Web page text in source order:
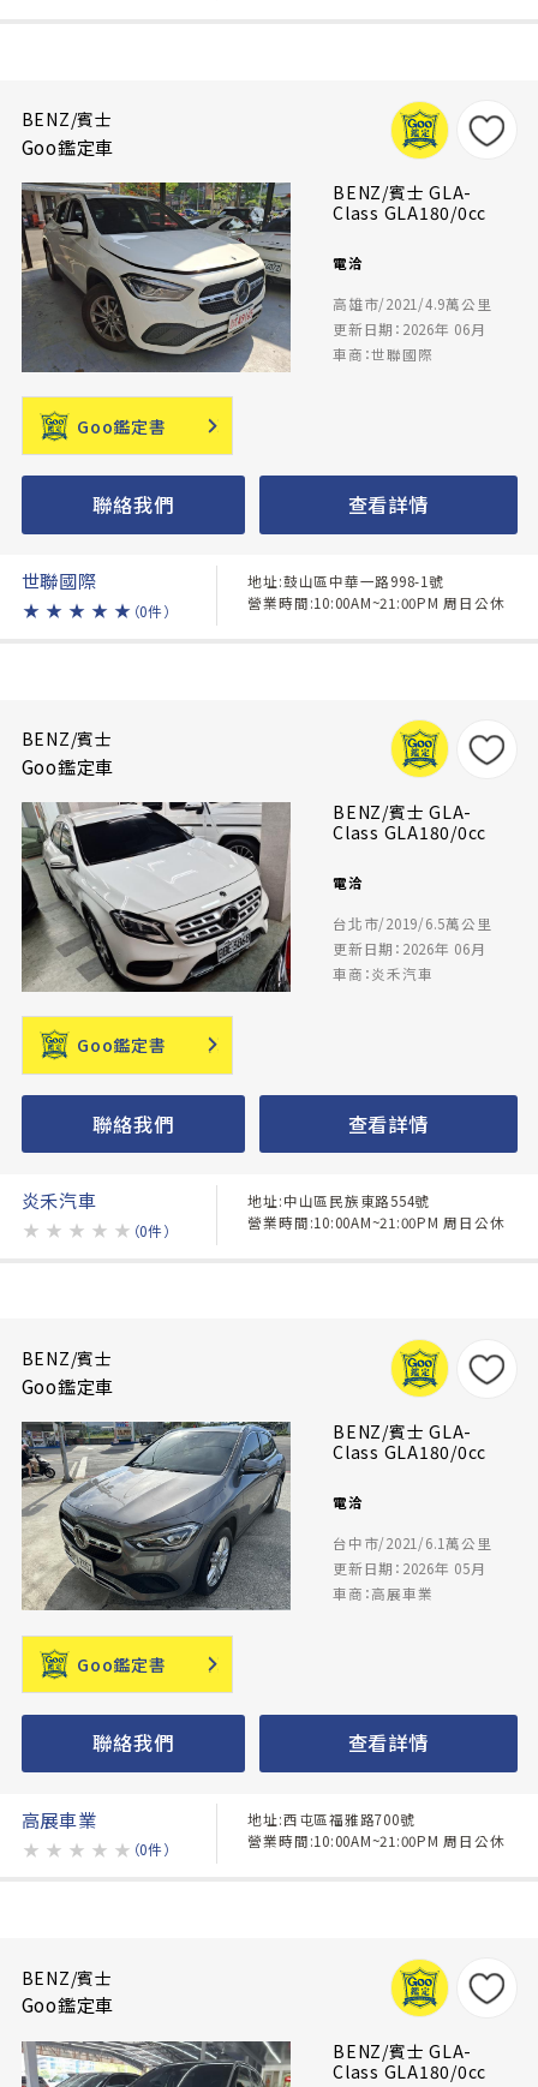
BENZ/賓士
Goo鑑定車
BENZ/賓士 GLA-
Class GLA180/0cc
電洽
高雄市/2021/4.9萬公里
更新日期：2026年 06月
車商：世聯國際
Goo鑑定書
聯絡我們 查看詳情
世聯國際
★ ★ ★ ★ ★ （0件）
地址:鼓山區中華一路998-1號
營業時間:10:00AM~21:00PM 周日公休
BENZ/賓士
Goo鑑定車
BENZ/賓士 GLA-
Class GLA180/0cc
電洽
台北市/2019/6.5萬公里
更新日期：2026年 06月
車商：炎禾汽車
Goo鑑定書
聯絡我們 查看詳情
炎禾汽車
★ ★ ★ ★ ★ （0件）
地址:中山區民族東路554號
營業時間:10:00AM~21:00PM 周日公休
BENZ/賓士
Goo鑑定車
BENZ/賓士 GLA-
Class GLA180/0cc
電洽
台中市/2021/6.1萬公里
更新日期：2026年 05月
車商：高展車業
Goo鑑定書
聯絡我們 查看詳情
高展車業
★ ★ ★ ★ ★ （0件）
地址:西屯區福雅路700號
營業時間:10:00AM~21:00PM 周日公休
BENZ/賓士
Goo鑑定車
BENZ/賓士 GLA-
Class GLA180/0cc